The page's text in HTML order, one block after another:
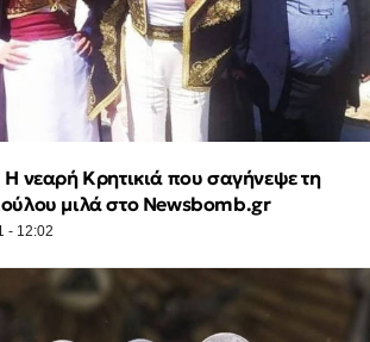
νεαρή Κρητικιά που σαγήνεψε τη
μιλά στο Newsbomb.gr
- 12:02